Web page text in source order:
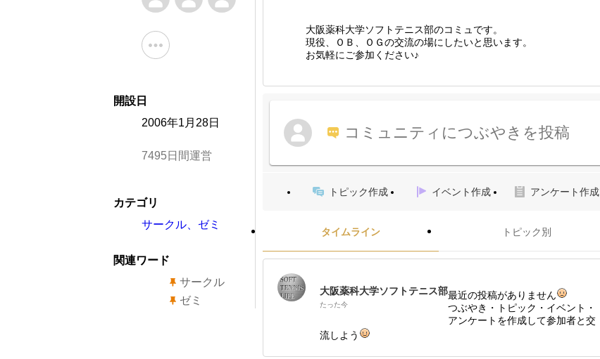
大阪薬科大学ソフトテニス部のコミュです。
現役、ＯＢ、ＯＧの交流の場にしたいと思います。
お気軽にご参加ください♪
コミュニティにつぶやきを投稿
トピック作成 イベント作成 アンケート作成
タイムライン トピック別
大阪薬科大学ソフトテニス部
たった今
最近の投稿がありません
つぶやき・トピック・イベント・
アンケートを作成して参加者と交
流しよう
開設日
2006年1月28日
7495日間運営
カテゴリ
サークル、ゼミ
関連ワード
サークル
ゼミ